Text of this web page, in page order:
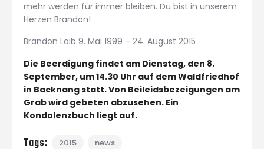
mehr werden für immer bleiben. Du bist in unserem
Herzen Brandon!
Brandon Laib 9. Mai 1999 – 24. August 2015
Die Beerdigung findet am Dienstag, den 8.
September, um 14.30 Uhr auf dem Waldfriedhof
in Backnang statt. Von Beileidsbezeigungen am
Grab wird gebeten abzusehen. Ein
Kondolenzbuch liegt auf.
Tags: 2015 news